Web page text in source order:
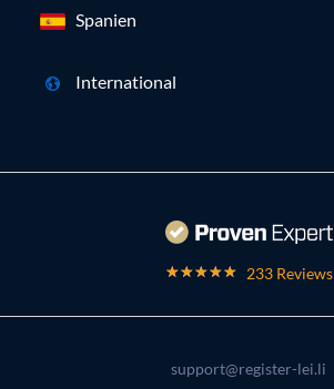
Spanien
International
233 Reviews
support@register-lei.li